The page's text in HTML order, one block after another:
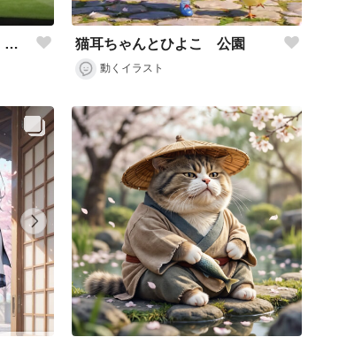
桜神 アイ（おうがみ あい）のチアガール 猫耳ちゃんとひよこ 公園
動くイラスト